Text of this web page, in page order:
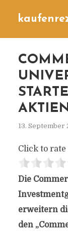
13. September
Click to rate
Die
erweitern
den